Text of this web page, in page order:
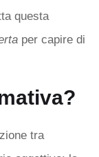
questa
per capire di
tra